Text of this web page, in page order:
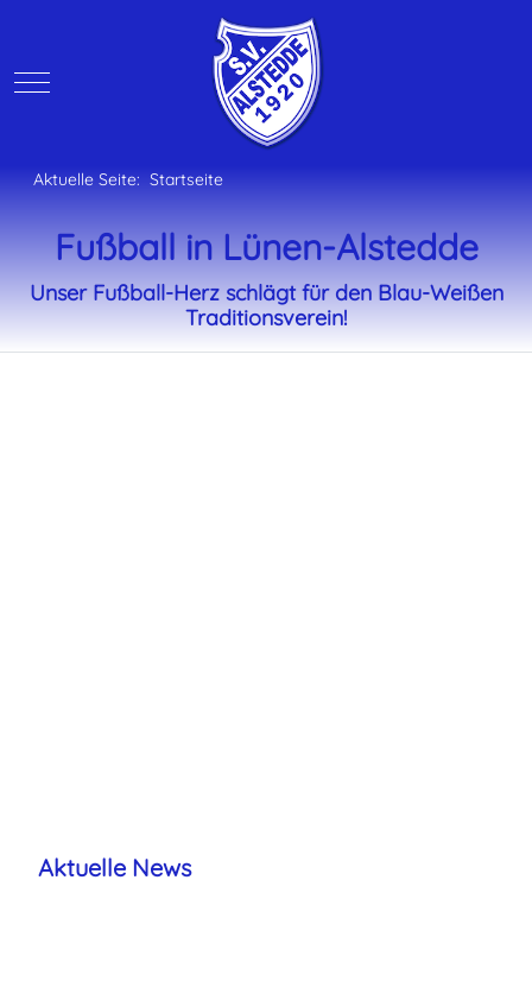
Mobile Menu Toggle
Aktuelle Seite: Startseite
Fußball in Lünen-Alstedde
Unser Fußball-Herz schlägt für den Blau-Weißen
Traditionsverein!
Aktuelle News